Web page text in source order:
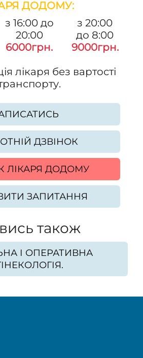
ДОДОМУ:
з 16:00 до
20:00
6000грн.
з 20:00
до 8:00
9000грн.
лікаря без вартості
ДЗВІНОК
ЛІКАРЯ ДОДОМУ
ЗАПИТАННЯ
також
І ОПЕРАТИВНА